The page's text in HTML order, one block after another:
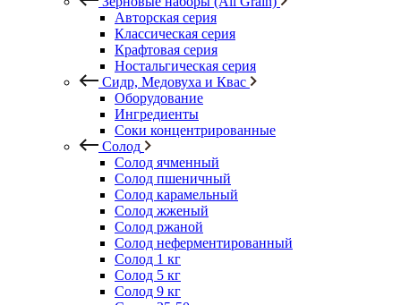
Авторская серия
Классическая серия
Крафтовая серия
Ностальгическая серия
Сидр, Медовуха и Квас
Оборудование
Ингредиенты
Соки концентрированные
Солод
Солод ячменный
Солод пшеничный
Солод карамельный
Солод жженый
Солод ржаной
Солод неферментированный
Солод 1 кг
Солод 5 кг
Солод 9 кг